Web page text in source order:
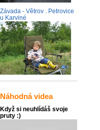
Závada - Větrov . Petrovice
u Karviné
Náhodná videa
Když si neuhlídáš svoje
pruty :)